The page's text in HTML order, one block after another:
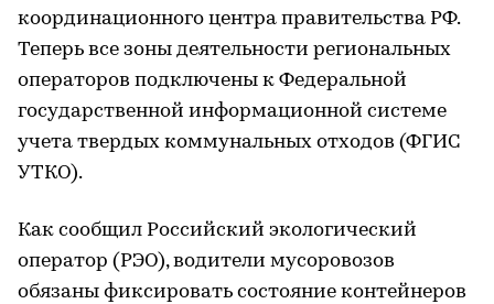
координационного центра правительства РФ.
Теперь все зоны деятельности региональных
операторов подключены к Федеральной
государственной информационной системе
учета твердых коммунальных отходов (ФГИС
УТКО).
Как сообщил Российский экологический
оператор (РЭО), водители мусоровозов
обязаны фиксировать состояние контейнеров